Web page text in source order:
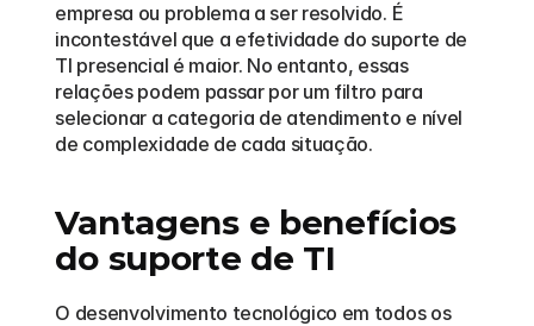
empresa ou problema a ser resolvido. É
incontestável que a efetividade do suporte de
TI presencial é maior. No entanto, essas
relações podem passar por um filtro para
selecionar a categoria de atendimento e nível
de complexidade de cada situação.
Vantagens e benefícios
do suporte de TI
O desenvolvimento tecnológico em todos os